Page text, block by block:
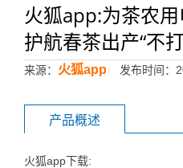
火狐app:为茶农
护航春茶出产“不
来源： 火狐app 发布时间：
产品概述
火狐app下载: